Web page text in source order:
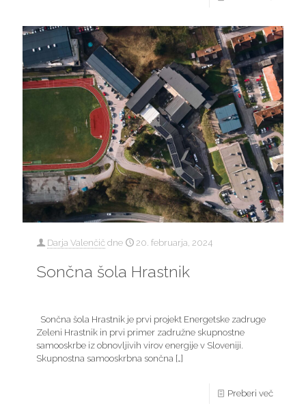
Darja Valenčič dne 20. februarja, 2024
Sončna šola Hrastnik
Sončna šola Hrastnik je prvi projekt Energetske zadruge
Zeleni Hrastnik in prvi primer zadružne skupnostne
samooskrbe iz obnovljivih virov energije v Sloveniji.
Skupnostna samooskrbna sončna […]
Preberi več